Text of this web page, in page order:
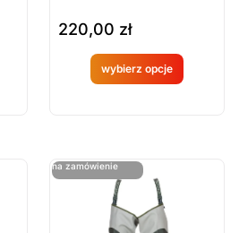
220,00 zł
wybierz opcje
Produkt
na
zamówien
na zamówienie
ostatnie sztuki